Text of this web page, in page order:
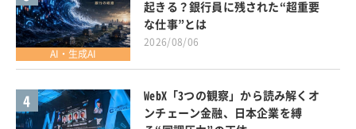
AI・生成AI
起きる？銀行員に残された“超重要
な仕事”とは
2026/08/06
4
WebX「3つの観察」から読み解くオ
ンチェーン金融、日本企業を縛